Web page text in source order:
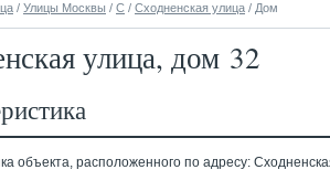
/ Улицы Москвы / С / Сходненская улица / Дом
улица, дом 32
объекта, расположенного по адресу: